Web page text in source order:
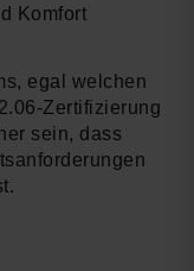
Komfort
egal welchen
Zertifizierung
sein, dass